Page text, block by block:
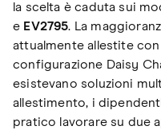
la scelta è caduta sui
e EV2795. La
attualmente allestite
configurazione Daisy
esistevano soluzioni
allestimento, i
pratico lavorare su due